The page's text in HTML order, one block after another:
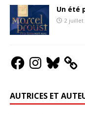
Un été
2 juillet
AUTRICES ET